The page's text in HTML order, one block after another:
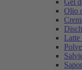
Gel
Olio
Latte